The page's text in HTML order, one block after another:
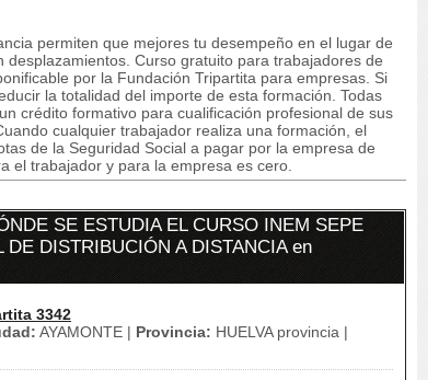
permiten que mejores tu desempeño en el lugar de
Curso gratuito para trabajadores de
por la Fundación Tripartita para empresas. Si
la totalidad del importe de esta formación. Todas
crédito formativo para cualificación profesional de sus
cualquier trabajador realiza una formación, el
de la Seguridad Social a pagar por la empresa de
el trabajador y para la empresa es cero.
SE ESTUDIA EL CURSO INEM SEPE
DISTRIBUCIÓN A DISTANCIA en
3342
AYAMONTE | Provincia: HUELVA provincia |